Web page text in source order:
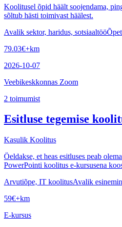
Koolitusel õpid häält soojendama,
sõltub hästi toimivast häälest.
Avalik sektor, haridus, sotsiaaltöö
79.03€+km
2026-10-07
Veebikeskkonnas Zoom
2 toimumist
Esitluse tegemise
Kasulik Koolitus
Öeldakse, et heas esitluses peab
PowerPointi koolitus e-kursusena
Arvutiõpe, IT koolitusAvalik
59€+km
E-kursus